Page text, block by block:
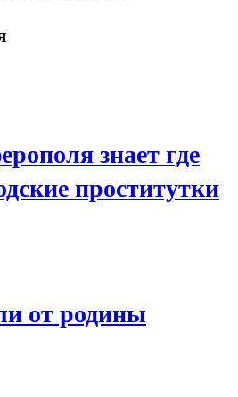
знает где
проститутки
от родины